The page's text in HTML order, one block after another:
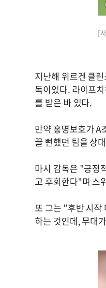
[
지난해 위르겐 클
독이었다. 라이프
를 받은 바 있다.
만약 홍명보호가 A
끌 뻔했던 팀을 상
마시 감독은 "긍정
고 후회한다"며 스
또 그는 "후반 시작
하는 것인데, 무대